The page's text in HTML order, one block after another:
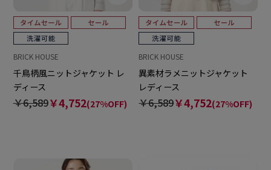
BRICK HOUSE
千鳥柄風ニットジャケット レ
ディース
￥6,589￥4,752(27%OFF)
BRICK HOUSE
異素材ラメニットジャケット
レディース
￥6,589￥4,752(27%OFF)